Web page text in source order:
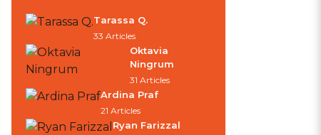
Tarassa Q.
33 Articles
Oktavia
Ningrum
31 Articles
Ardina Praf
21 Articles
Ryan Farizzal